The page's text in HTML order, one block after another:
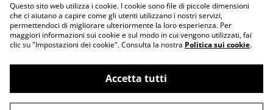
Privacy Policy
Cookie Policy
©2026cani FRA gatti
Questo sito web utilizza i cookie. I cookie sono file di piccole dimensioni
che ci aiutano a capire come gli utenti utilizzano i nostri servizi,
permettendoci di migliorare ulteriormente la loro esperienza. Per
maggiori informazioni sui cookie e sul modo in cui vengono utilizzati, fai
clic su "Impostazioni dei cookie". Consulta la nostra Politica sui cookie.
Accetta tutti